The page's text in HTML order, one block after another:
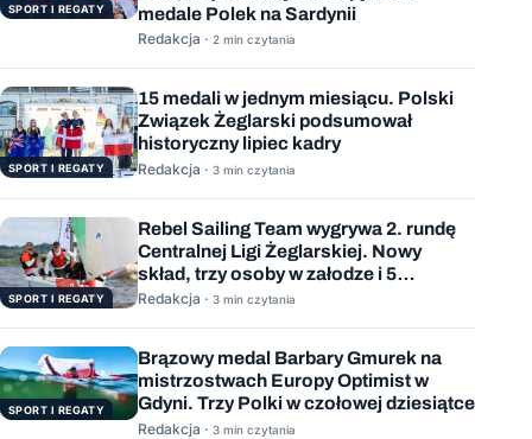
SPORT I REGATY
medale Polek na Sardynii
Redakcja · 2 min czytania
SPORT I REGATY
15 medali w jednym miesiącu. Polski
Związek Żeglarski podsumował
historyczny lipiec kadry
Redakcja · 3 min czytania
SPORT I REGATY
Rebel Sailing Team wygrywa 2. rundę
Centralnej Ligi Żeglarskiej. Nowy
skład, trzy osoby w załodze i 5
wygranych wyścigów
Redakcja · 3 min czytania
SPORT I REGATY
Brązowy medal Barbary Gmurek na
mistrzostwach Europy Optimist w
Gdyni. Trzy Polki w czołowej dziesiątce
Redakcja · 3 min czytania